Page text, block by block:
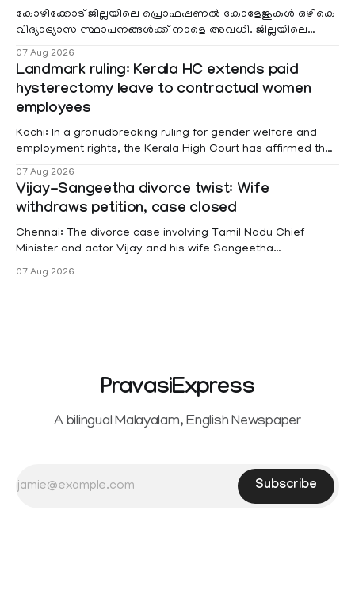
കോഴിക്കോട് ജില്ലയിലെ പ്രൊഫഷണൽ കോളേജുകൾ ഒഴികെ
വിദ്യാഭ്യാസ സ്ഥാപനങ്ങൾക്ക് നാളെ അവധി. ജില്ലയിലെ
07 Aug 2026
Landmark ruling: Kerala HC extends paid
hysterectomy leave to contractual women
employees
Kochi: In a gronudbreaking ruling for gender welfare and
employment rights, the Kerala High Court has affirmed that
projects are eligible for paid medical leave following
hysterectomy surgery under the Kerala Service Rules
(KSR). The court noted that since essential benefits like
maternity
07 Aug 2026
Vijay-Sangeetha divorce twist: Wife
withdraws petition, case closed
Chennai: The divorce case involving Tamil Nadu Chief
Minister and actor Vijay and his wife Sangeetha
Sowrnalingam has taken a new turn after Sangeetha
07 Aug 2026
PravasiExpress
A bilingual Malayalam, English Newspaper
Subscribe